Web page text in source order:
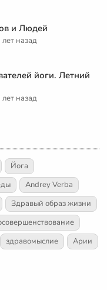
и Людей
лет назад
йоги. Летний
лет назад
Йога
Andrey Verba
Здравый образ жизни
здравомыслие
Арии